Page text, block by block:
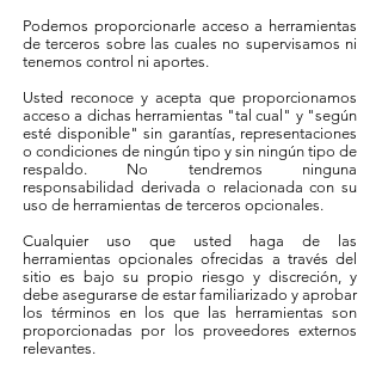
Podemos proporcionarle acceso a herramientas
de terceros sobre las cuales no supervisamos ni
tenemos control ni aportes.
Usted reconoce y acepta que proporcionamos
acceso a dichas herramientas "tal cual" y "según
esté disponible" sin garantías, representaciones
o condiciones de ningún tipo y sin ningún tipo de
respaldo. No tendremos ninguna
responsabilidad derivada o relacionada con su
uso de herramientas de terceros opcionales.
Cualquier uso que usted haga de las
herramientas opcionales ofrecidas a través del
sitio es bajo su propio riesgo y discreción, y
debe asegurarse de estar familiarizado y aprobar
los términos en los que las herramientas son
proporcionadas por los proveedores externos
relevantes.